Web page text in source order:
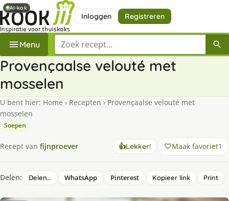
Inloggen Registreren
Menu Zoek een recept
Provençaalse velouté met
mosselen
U bent hier: Home › Recepten › Provençaalse velouté met
mosselen
Soepen
Recept van fijnproever 👍Lekker! Maak favoriet1
Delen: Delen… WhatsApp Pinterest Kopieer link Print
AI-kok
AI-kok